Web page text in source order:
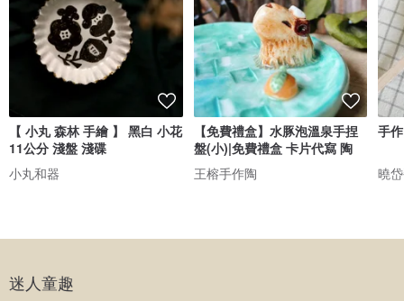
【 小丸 森林 手繪 】 黑白 小花
11公分 淺盤 淺碟
小丸和器
【免費禮盒】水豚泡溫泉手捏
盤(小)|免費禮盒 卡片代寫 陶
王榕手作陶
手
曉
迷人童趣